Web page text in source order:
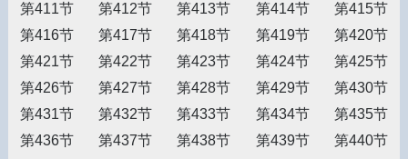
第411节
第412节 第413节 第414节
第415节
第416节
第417节 第418节 第419节
第420节
第421节
第422节 第423节 第424节
第425节
第426节
第427节 第428节 第429节
第430节
第431节
第432节 第433节 第434节
第435节
第436节
第437节 第438节 第439节
第440节